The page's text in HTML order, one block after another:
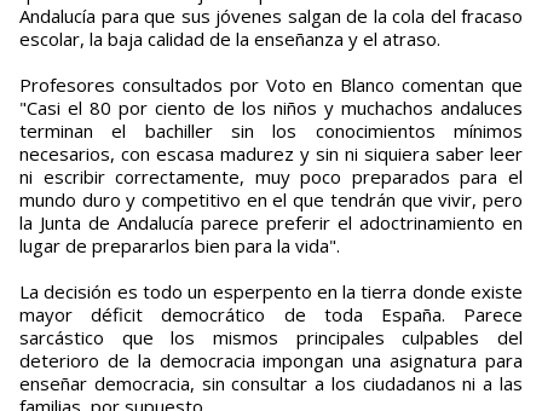
Andalucía para que sus jóvenes salgan de la cola del fracaso
escolar, la baja calidad de la enseñanza y el atraso.
Profesores consultados por Voto en Blanco comentan que
"Casi el 80 por ciento de los niños y muchachos andaluces
terminan el bachiller sin los conocimientos mínimos
necesarios, con escasa madurez y sin ni siquiera saber leer
ni escribir correctamente, muy poco preparados para el
mundo duro y competitivo en el que tendrán que vivir, pero
la Junta de Andalucía parece preferir el adoctrinamiento en
lugar de prepararlos bien para la vida".
La decisión es todo un esperpento en la tierra donde existe
mayor déficit democrático de toda España. Parece
sarcástico que los mismos principales culpables del
deterioro de la democracia impongan una asignatura para
enseñar democracia, sin consultar a los ciudadanos ni a las
familias, por supuesto.